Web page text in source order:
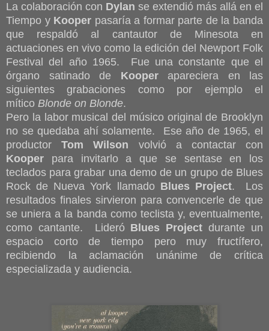
La colaboración con Dylan se extendió más allá en el
Tiempo y Kooper pasaría a formar parte de la banda
que respaldó al cantautor de Minesota en
actuaciones en vivo como la edición del Newport Folk
Festival del año 1965. Fue una constante que el
órgano satinado de Kooperapareciera en las
siguientes grabaciones como por ejemplo el
mítico Blonde on Blonde.
Pero la labor musical del músico original de Brooklyn
no se quedaba ahí solamente. Ese año de 1965, el
productorTom Wilson volvió a contactar con
Kooper para invitarlo a que se sentase en los
teclados para grabar una demo de un grupo de Blues
Rock de Nueva York llamado Blues Project. Los
resultados finales sirvieron para convencerle de que
se uniera a la banda como teclista y, eventualmente,
como cantante. Lideró Blues Project durante un
espacio corto de tiempo pero muy fructífero,
recibiendo la aclamación unánime de crítica
especializada y audiencia.